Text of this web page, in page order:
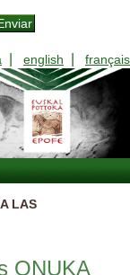
english français
LAS
ONUKA